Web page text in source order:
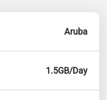
Aruba
1.5GB/Day